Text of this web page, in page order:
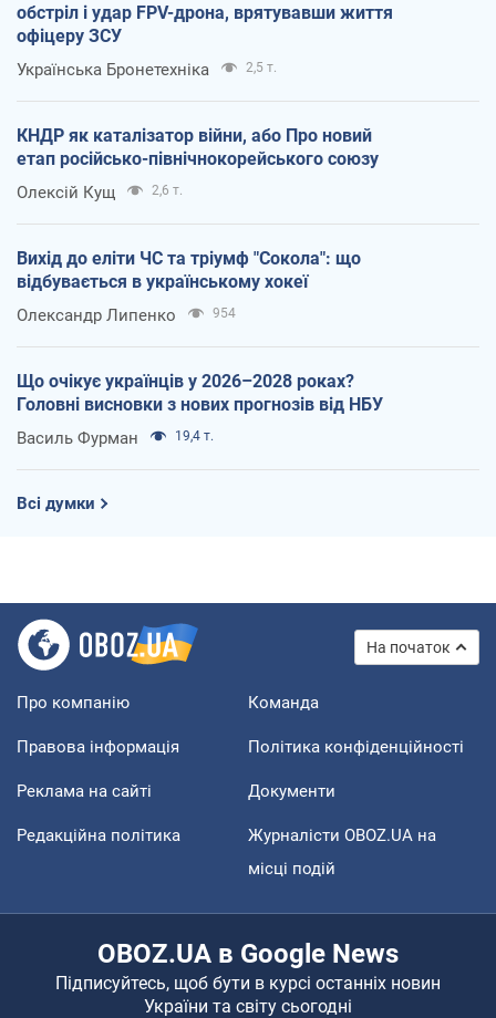
обстріл і удар FPV-дрона, врятувавши життя
офіцеру ЗСУ
Українська Бронетехніка 2,5 т.
КНДР як каталізатор війни, або Про новий
етап російсько-північнокорейського союзу
Олексій Кущ 2,6 т.
Вихід до еліти ЧС та тріумф "Сокола": що
відбувається в українському хокеї
Олександр Липенко 954
Що очікує українців у 2026–2028 роках?
Головні висновки з нових прогнозів від НБУ
Василь Фурман 19,4 т.
Всі думки
На початок
Про компанію Команда
Правова інформація Політика конфіденційності
Реклама на сайті Документи
Редакційна політика
Журналісти OBOZ.UA на
місці подій
OBOZ.UA в Google News
Підписуйтесь, щоб бути в курсі останніх новин
України та світу сьогодні